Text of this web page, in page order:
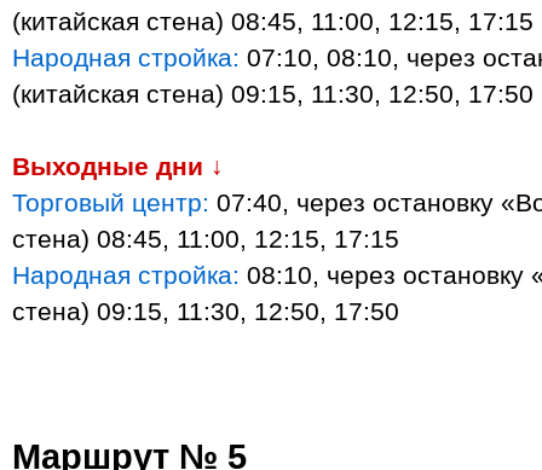
(китайская стена) 08:45, 11:00, 12:15, 17:15
Народная стройка: 07:10, 08:10, через
(китайская стена) 09:15, 11:30, 12:50, 17:50
Выходные дни ↓
Торговый центр: 07:40, через остановку
стена) 08:45, 11:00, 12:15, 17:15
Народная стройка: 08:10, через остановку
стена) 09:15, 11:30, 12:50, 17:50
Маршрут № 5